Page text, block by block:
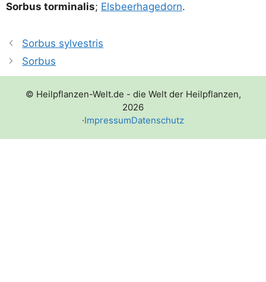
Sor­bus tor­mi­na­lis; Els­beer­ha­ge­dorn.
Sorbus sylvestris
Sorbus
© Heilpflanzen-Welt.de - die Welt der Heilpflanzen,
2026
·ImpressumDatenschutz